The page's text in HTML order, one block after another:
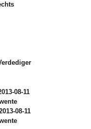
08-11
08-11